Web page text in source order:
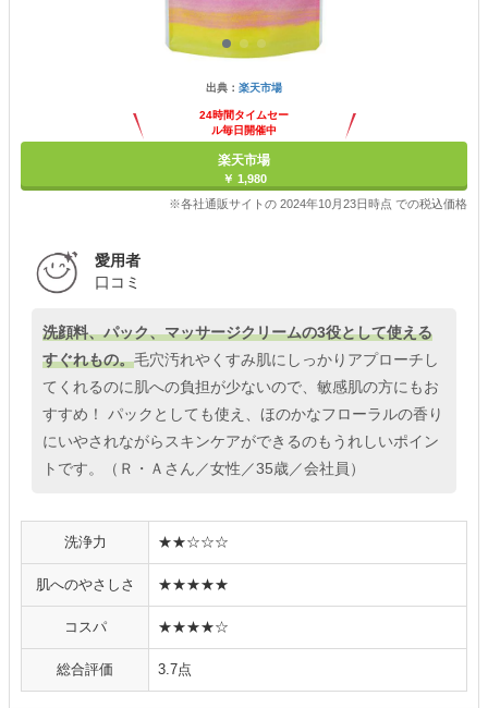
出典： 楽天市場
24時間タイムセー
ル毎日開催中
楽天市場
￥ 1,980
※各社通販サイトの 2024年10月23日時点 での税込価格
愛用者
口コミ
洗顔料、パック、マッサージクリームの3役として使える
すぐれもの。毛穴汚れやくすみ肌にしっかりアプローチし
てくれるのに肌への負担が少ないので、敏感肌の方にもお
すすめ！ パックとしても使え、ほのかなフローラルの香り
にいやされながらスキンケアができるのもうれしいポイン
トです。（Ｒ・Ａさん／女性／35歳／会社員）
洗浄力 ★★☆☆☆
肌へのやさしさ ★★★★★
コスパ ★★★★☆
総合評価 3.7点